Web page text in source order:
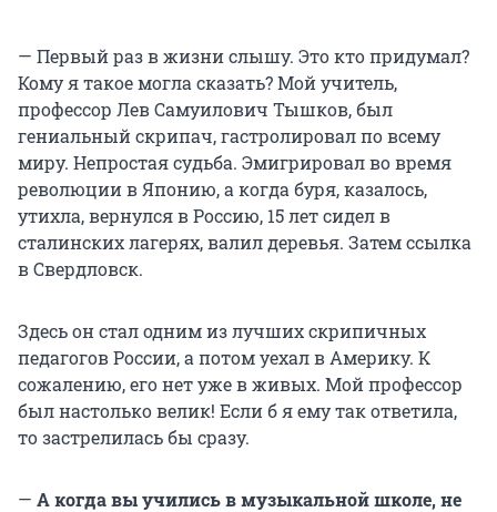
— Первый раз в жизни слышу. Это кто придумал?
Кому я такое могла сказать? Мой учитель,
профессор Лев Самуилович Тышков, был
гениальный скрипач, гастролировал по всему
миру. Непростая судьба. Эмигрировал во время
революции в Японию, а когда буря, казалось,
утихла, вернулся в Россию, 15 лет сидел в
сталинских лагерях, валил деревья. Затем ссылка
в Свердловск.
Здесь он стал одним из лучших скрипичных
педагогов России, а потом уехал в Америку. К
сожалению, его нет уже в живых. Мой профессор
был настолько велик! Если б я ему так ответила,
то застрелилась бы сразу.
— А когда вы учились в музыкальной школе, не